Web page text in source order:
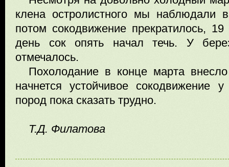
клена остролистного мы
потом сокодвижение прекратилось,
день сок опять начал течь. У
отмечалось.
Похолодание в конце марта
начнется устойчивое сокодвижение
пород пока сказать трудно.
Т.Д. Филатова